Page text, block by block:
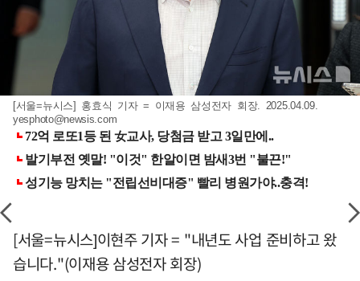
[서울=뉴시스] 홍효식 기자 = 이재용 삼성전자 회장. 2025.04.09.
yesphoto@newsis.com
[서울=뉴시스]이현주 기자 = "내년도 사업 준비하고 왔
습니다."(이재용 삼성전자 회장)